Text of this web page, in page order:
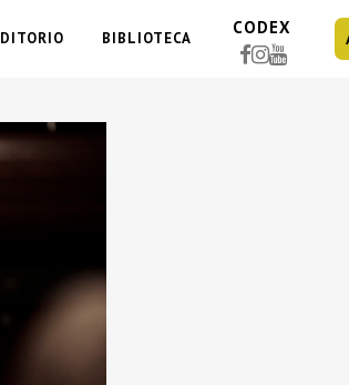
BIBLIOTECA
CODEX